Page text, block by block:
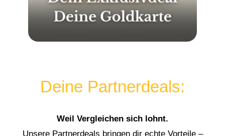
Deine Partnerdeals:
Weil Vergleichen sich lohnt.
Unsere Partnerdeals bringen dir echte Vorteile –